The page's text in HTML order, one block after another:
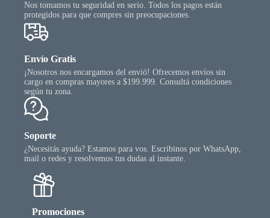
Nos tomamos tu seguridad en serio. Todos los pagos están
protegidos para que compres sin preocupaciones.
Envío Gratis
¡Nosotros nos encargamos del envió! Ofrecemos envíos sin
cargo en compras mayores a $199.999. Consultá condiciones
según tu zona.
Soporte
¿Necesitás ayuda? Estamos para vos. Escribinos por WhatsApp,
mail o redes y resolvemos tus dudas al instante.
Promociones